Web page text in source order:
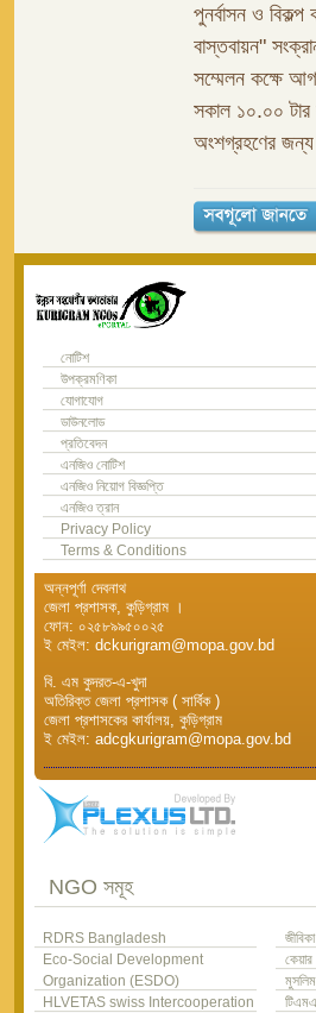
পুনর্বাসন ও বিকল্প
বাস্তবায়ন"
সম্মেলন কক্ষে
সকাল ১০.০০
অংশগ্রহণের
নোটিশ
উপক্রমণিকা
যোগাযোগ
ডাউনলোড
প্রতিবেদন
এনজিও নোটিশ
এনজিও নিয়োগ বিজ্ঞপ্তি
এনজিও ত্রান
Privacy Policy
Terms & Conditions
অন্নপূর্ণা দেবনাথ
জেলা প্রশাসক, কুড়িগ্রাম ।
ফোন: ০২৫৮৯৯৫০০২৫
ই মেইল: dckurigram@mopa.gov.bd
বি. এম কুদরত-এ-খুদা
অতিরিক্ত জেলা প্রশাসক ( সার্বিক )
জেলা প্রশাসকের কার্যালয়, কুড়িগ্রাম
ই মেইল: adcgkurigram@mopa.gov.bd
NGO সমূহ
RDRS Bangladesh
জীবিকা
Eco-Social Development
Organization (ESDO)
কেয়ার
HLVETAS swiss Intercooperation